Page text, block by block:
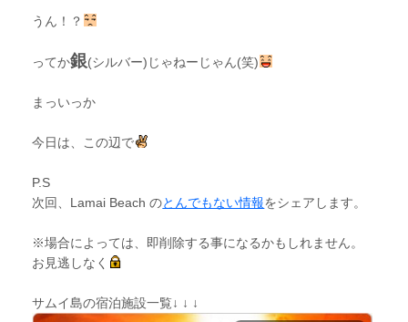
うん！？
ってか銀(シルバー)じゃねーじゃん(笑)
まっいっか
今日は、この辺で
P.S
次回、Lamai Beach のとんでもない情報をシェアします。
※場合によっては、即削除する事になるかもしれません。
お見逃しなく
サムイ島の宿泊施設一覧↓ ↓ ↓